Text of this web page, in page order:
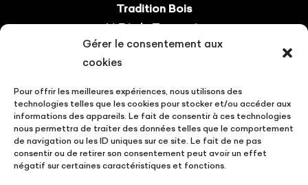
Gérer le consentement aux
cookies
Pour offrir les meilleures expériences, nous utilisons des
technologies telles que les cookies pour stocker et/ou accéder aux
informations des appareils. Le fait de consentir à ces technologies
nous permettra de traiter des données telles que le comportement
de navigation ou les ID uniques sur ce site. Le fait de ne pas
consentir ou de retirer son consentement peut avoir un effet
négatif sur certaines caractéristiques et fonctions.
Tradition Bois
14 ZA du Tourneris
31470 Bonrepos-sur-Aussonnelle
Tel : 05.61.08.60.54
Suivez-nous !